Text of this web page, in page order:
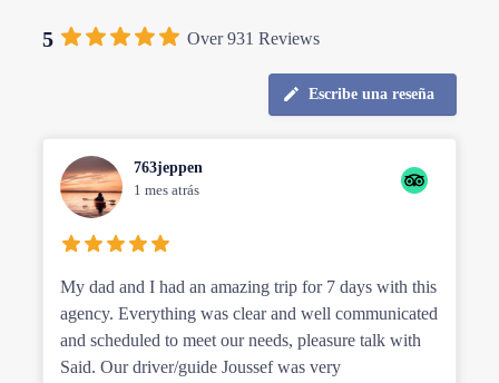
5 Over 931 Reviews
Escribe una reseña
763jeppen
1 mes atrás
My dad and I had an amazing trip for 7 days with this
agency. Everything was clear and well communicated
and scheduled to meet our needs, pleasure talk with
Said. Our driver/guide Joussef was very